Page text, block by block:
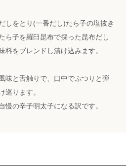
しをとり(一番だし)たら子の塩抜き
ら子を羅臼昆布で採った昆布だし
をブレンドし漬け込みます。
味と舌触りで、口中でぷつりと弾
巡ります。
の辛子明太子になる訳です。